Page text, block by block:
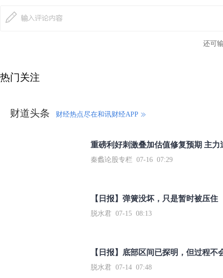
还可
热门关注
财道头条 财经热点尽在和讯财经APP
秦蠡论股专栏 07-16 07:29
【日报】弹簧没坏，只是暂时被压住
脱水君 07-15 08:13
【日报】底部区间已探明，但过程不
脱水君 07-14 07:48